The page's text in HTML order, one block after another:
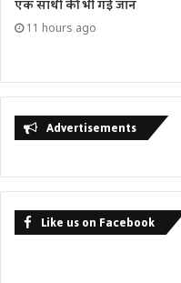
एक साथी की भी गई जान
11 hours ago
Advertisements
Like us on Facebook